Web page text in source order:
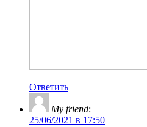
Ответить
My friend:
25/06/2021 в 17:50